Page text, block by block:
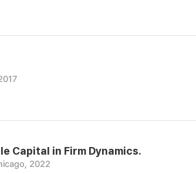
Capital in Firm Dynamics.
2022